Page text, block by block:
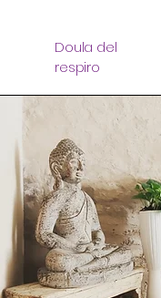
Doula del
respiro